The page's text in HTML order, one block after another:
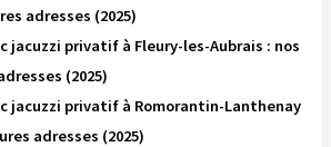
adresses (2025)
jacuzzi privatif à Fleury-les-Aubrais : nos
(2025)
jacuzzi privatif à Romorantin-Lanthenay
adresses (2025)